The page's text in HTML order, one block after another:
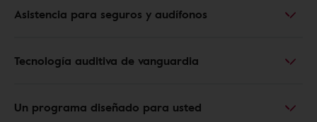
Asistencia para seguros y audífonos
Tecnología auditiva de vanguardia
Un programa diseñado para usted